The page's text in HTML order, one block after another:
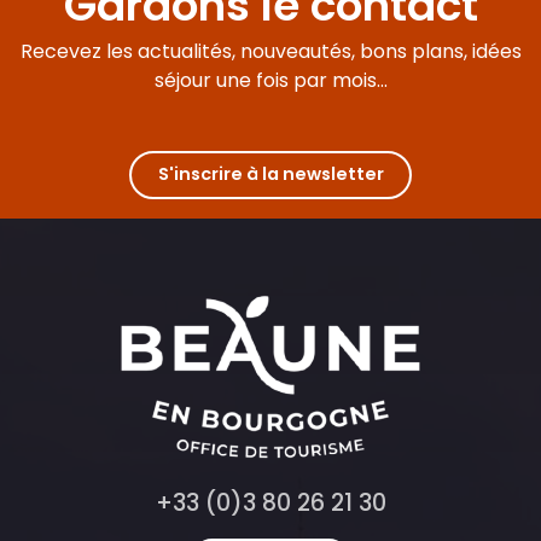
Recevez les actualités, nouveautés, bons plans, idées
séjour une fois par mois...
S'inscrire à la newsletter
+33 (0)3 80 26 21 30